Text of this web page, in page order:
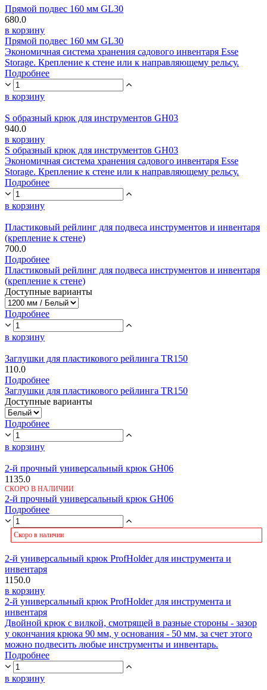
Прямой подвес 160 мм GL30
680.0
в корзину
Прямой подвес 160 мм GL30
Экономичная система хранения садового инвентаря Esse
Storage. Крепление к стене или к направляющему рельсу.
Подробнее
в корзину
S образный крюк для инструментов GH03
940.0
в корзину
S образный крюк для инструментов GH03
Экономичная система хранения садового инвентаря Esse
Storage. Крепление к стене или к направляющему рельсу.
Подробнее
в корзину
Пластиковый рейлинг для подвеса инструментов и инвентаря
(крепление к стене)
700.0
Подробнее
Пластиковый рейлинг для подвеса инструментов и инвентаря
(крепление к стене)
Доступные варианты
Подробнее
в корзину
Заглушки для пластикового рейлинга TR150
110.0
Подробнее
Заглушки для пластикового рейлинга TR150
Доступные варианты
Подробнее
в корзину
2-й прочный универсальный крюк GH06
1135.0
СКОРО В НАЛИЧИИ
2-й прочный универсальный крюк GH06
Подробнее
Скоро в наличии
2-й универсальный крюк ProfHolder для инструмента и
инвентаря
1150.0
в корзину
2-й универсальный крюк ProfHolder для инструмента и
инвентаря
Двойной крюк с вилкой, смотрящей в разные стороны - зазор
у окончания крюка 90 мм, у основания - 50 мм, за счет этого
можно подвесить любые инструменты и инвентарь.
Подробнее
в корзину